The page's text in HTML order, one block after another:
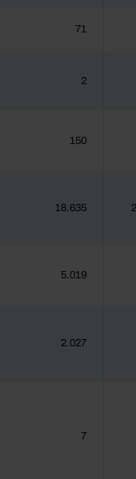
71
2
150
18.635
5.019
2.027
7